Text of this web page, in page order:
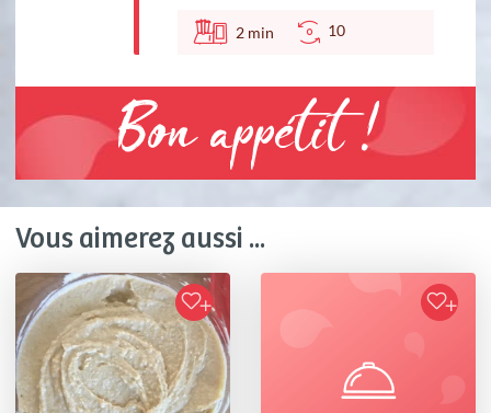
2 min 10
Bon appétit !
Vous aimerez aussi ...